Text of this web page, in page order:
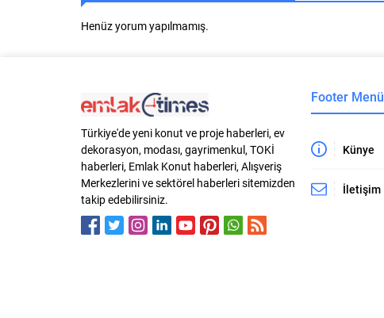
Henüz yorum yapılmamış.
Türkiye'de yeni konut ve proje haberleri, ev
dekorasyon, modası, gayrimenkul, TOKİ
haberleri, Emlak Konut haberleri, Alışveriş
Merkezlerini ve sektörel haberleri sitemizden
takip edebilirsiniz.
Footer Menü
Künye
İletişim